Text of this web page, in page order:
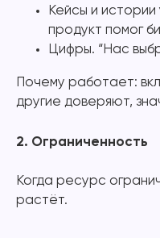
Кейсы и
продукт помог
Цифры. “Нас
Почему работает:
другие доверяют,
2. Ограниченность
Когда ресурс
растёт.